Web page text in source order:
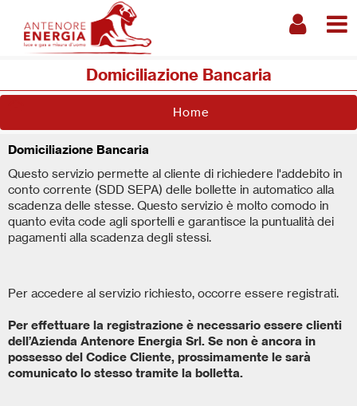
Domiciliazione Bancaria
Home
Domiciliazione Bancaria
Questo servizio permette al cliente di richiedere l'addebito in
conto corrente (SDD SEPA) delle bollette in automatico alla
scadenza delle stesse. Questo servizio è molto comodo in
quanto evita code agli sportelli e garantisce la puntualità dei
pagamenti alla scadenza degli stessi.
Per accedere al servizio richiesto, occorre essere registrati.
Per effettuare la registrazione è necessario essere clienti
dell’Azienda Antenore Energia Srl. Se non è ancora in
possesso del Codice Cliente, prossimamente le sarà
comunicato lo stesso tramite la bolletta.